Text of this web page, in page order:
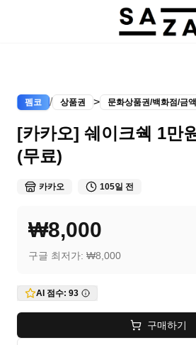
펨코 / 상품권 > 문화상품권/백화점/금
[카카오] 쉐이크쉑 1만
(무료)
카카오 105일 전
₩8,000
구글 최저가: ₩8,000
AI 점수: 93
구매하기